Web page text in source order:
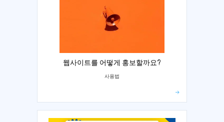
웹사이트를 어떻게 홍보할까요?
사용법